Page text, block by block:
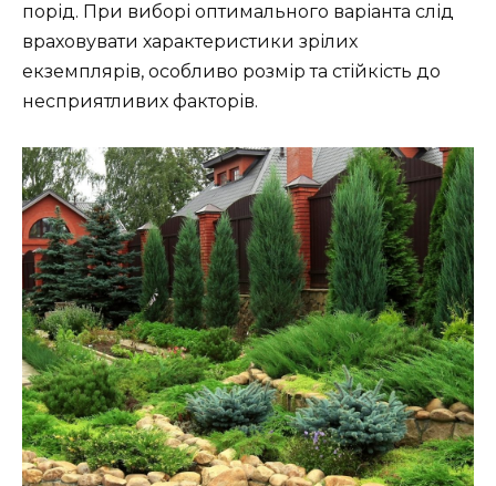
порід. При виборі оптимального варіанта слід
враховувати характеристики зрілих
екземплярів, особливо розмір та стійкість до
несприятливих факторів.